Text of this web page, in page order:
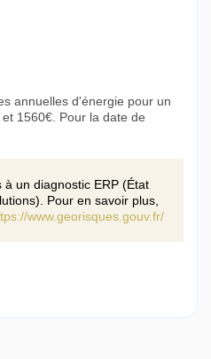
annuelles d'énergie pour un
1560€. Pour la date de
à un diagnostic ERP (État
Pour en savoir plus,
www.georisques.gouv.fr/